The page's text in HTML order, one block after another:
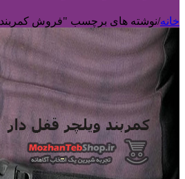
خانه/نوشته های برچسب "فروش کمربند